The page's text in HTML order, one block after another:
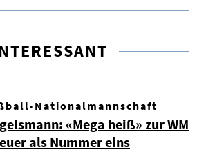
Nationalmannschaft
«Mega heiß» zur WM
als Nummer eins